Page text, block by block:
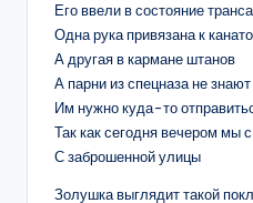
Его ввели в состояние транса
Одна рука привязана к
А другая в кармане штанов
А парни из спецназа не знают
Им нужно куда-то
Так как сегодня вечером мы
С заброшенной улицы
Золушка выглядит такой